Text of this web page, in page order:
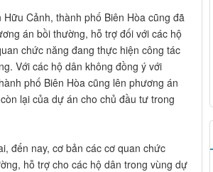
Cảnh, thành phố Biên Hòa cũng đã
án bồi thường, hỗ trợ đối với các hộ
chức năng đang thực hiện công tác
Với các hộ dân không đồng ý với
phố Biên Hòa cũng lên phương án
lại của dự án cho chủ đầu tư trong
đến nay, cơ bản các cơ quan chức
hỗ trợ cho các hộ dân trong vùng dự